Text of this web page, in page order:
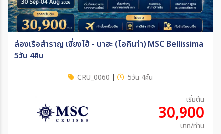
ล่องเรือสำราญ เซี่ยงไฮ้ - นาฮะ (โอกินา่า) MSC Bellissima
5วัน 4คืน
CRU_0060 | 5วัน 4คืน
เริ่มต้น
30,900
บาท/ท่าน